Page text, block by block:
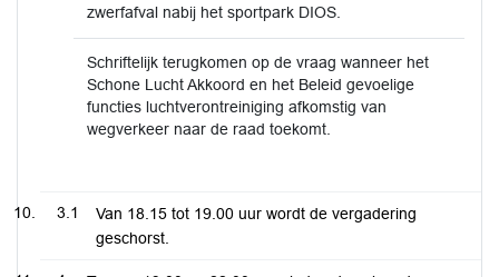
zwerfafval nabij het sportpark DIOS.
Schriftelijk terugkomen op de vraag wanneer het
Schone Lucht Akkoord en het Beleid gevoelige
functies luchtverontreiniging afkomstig van
wegverkeer naar de raad toekomt.
3.1
Van 18.15 tot 19.00 uur wordt de vergadering
geschorst.